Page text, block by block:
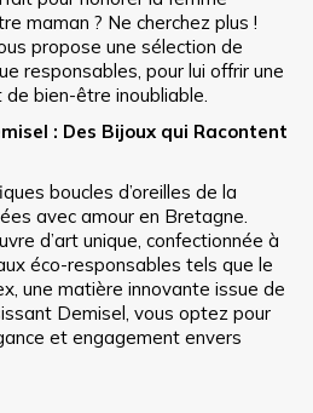
maman ? Ne cherchez plus !
propose une sélection de
responsables, pour lui offrir une
bien-être inoubliable.
: Des Bijoux qui Racontent
boucles d’oreilles de la
avec amour en Bretagne.
d’art unique, confectionnée à
éco-responsables tels que le
une matière innovante issue de
Demisel, vous optez pour
et engagement envers